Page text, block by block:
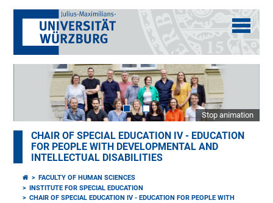
Stop animation
CHAIR OF SPECIAL EDUCATION IV - EDUCATION
FOR PEOPLE WITH DEVELOPMENTAL AND
INTELLECTUAL DISABILITIES
FACULTY OF HUMAN SCIENCES
INSTITUTE FOR SPECIAL EDUCATION
CHAIR OF SPECIAL EDUCATION IV - EDUCATION FOR PEOPLE WITH